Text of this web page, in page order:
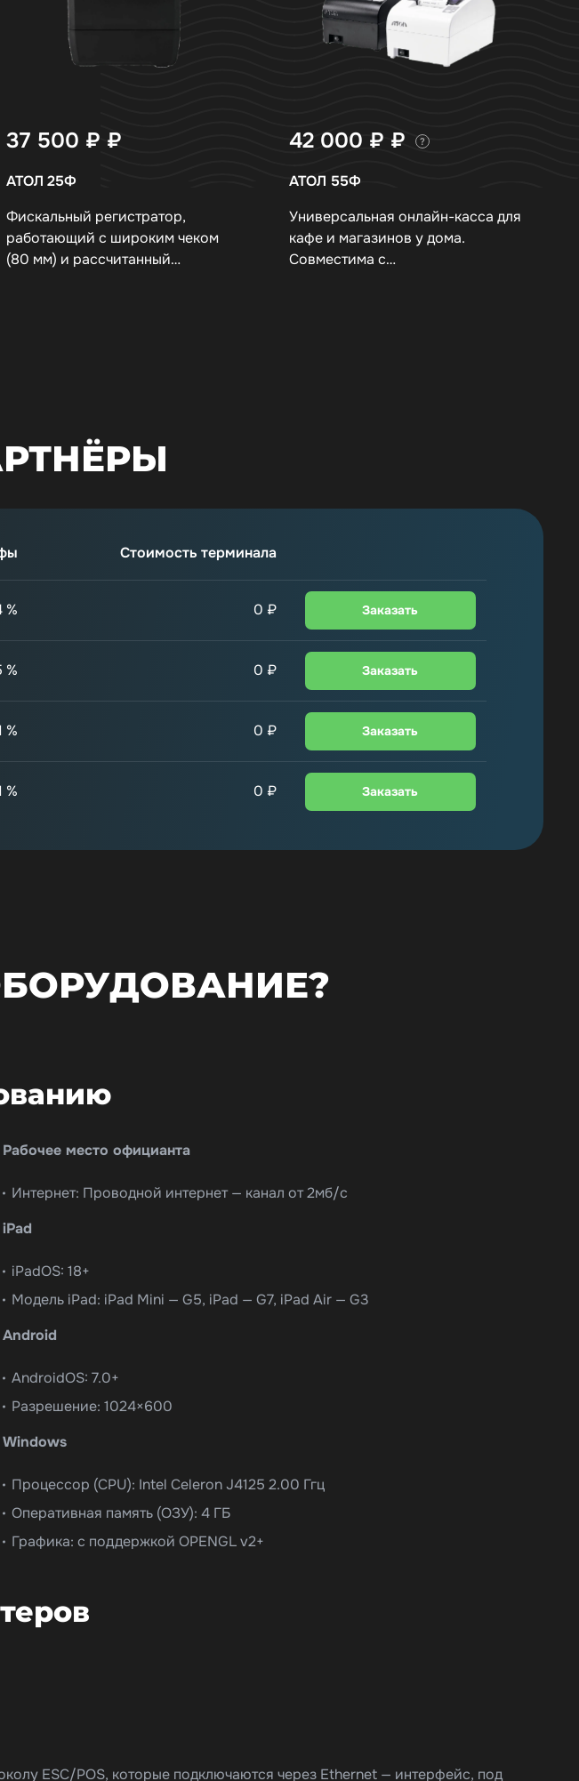
37 500 ₽ ₽
АТОЛ 25Ф
Фискальный регистратор,
работающий с широким чеком
(80 мм) и рассчитанный…
42 000 ₽ ₽ ?
АТОЛ 55Ф
Универсальная онлайн-касса для
кафе и магазинов у дома.
Совместима с…
% 0 ₽ Заказать
% 0 ₽ Заказать
% 0 ₽ Заказать
% 0 ₽ Заказать
Рабочее место официанта
Интернет: Проводной интернет — канал от 2мб/с
iPad
iPadOS: 18+
Модель iPad: iPad Mini — G5, iPad — G7, iPad Air — G3
Android
AndroidOS: 7.0+
Разрешение: 1024×600
Windows
Процессор (CPU): Intel Celeron J4125 2.00 Ггц
Оперативная память (ОЗУ): 4 ГБ
Графика: с поддержкой OPENGL v2+
ESC/POS, которые подключаются через Ethernet — интерфейс, под